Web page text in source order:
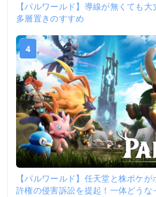
【パルワールド】導線が無くても
多層置きのすすめ
4
【パルワールド】任天堂と株ポケ
許権の侵害訴訟を提起！一体どうな